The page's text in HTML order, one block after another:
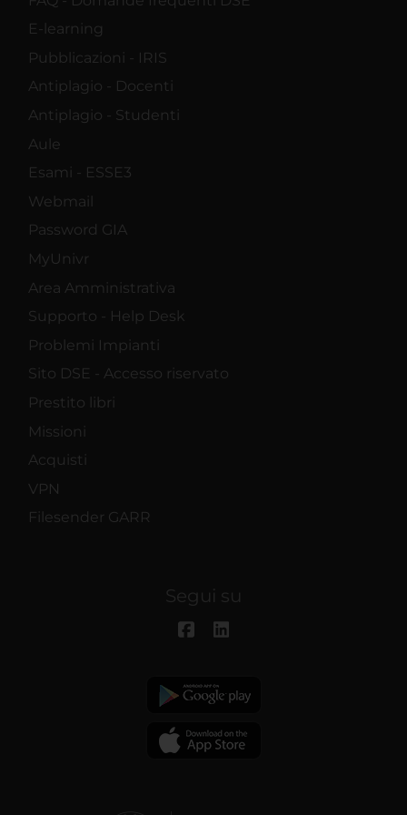
E-learning
Pubblicazioni - IRIS
Antiplagio - Docenti
Antiplagio - Studenti
Aule
Esami - ESSE3
Webmail
Password GIA
MyUnivr
Area Amministrativa
Supporto - Help Desk
Problemi Impianti
Sito DSE - Accesso riservato
Prestito libri
Missioni
Acquisti
VPN
Filesender GARR
Segui su